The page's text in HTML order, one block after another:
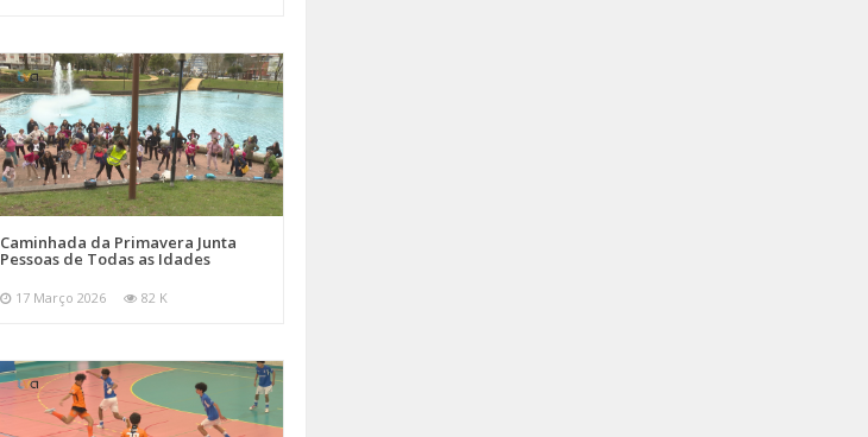
Caminhada da Primavera Junta
Pessoas de Todas as Idades
17 Março 2026 82 K